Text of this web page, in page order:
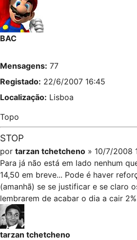
BAC
Mensagens: 77
Registado: 22/6/2007 16:45
Localização: Lisboa
Topo
STOP
por tarzan tchetcheno » 10/7/2008
Para já não está em lado nenhum
14,50 em breve... Pode é haver
(amanhã) se se justificar e se claro
lembrarem de acabar o dia a cair
tarzan tchetcheno